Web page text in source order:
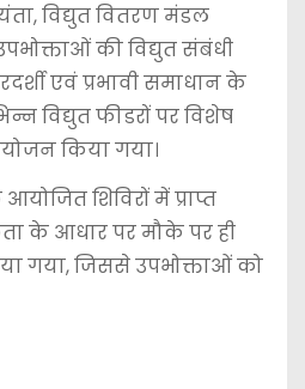
विद्युत वितरण मंडल
की विद्युत संबंधी
एवं प्रभावी समाधान के
विद्युत फीडरों पर विशेष
किया गया।
शिविरों में प्राप्त
के आधार पर मौके पर ही
गया, जिससे उपभोक्ताओं को